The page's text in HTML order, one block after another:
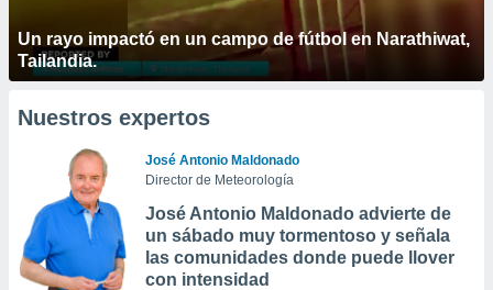
Un rayo impactó en un campo de fútbol en Narathiwat,
Tailandia.
Nuestros expertos
José Antonio Maldonado
Director de Meteorología
José Antonio Maldonado advierte de
un sábado muy tormentoso y señala
las comunidades donde puede llover
con intensidad